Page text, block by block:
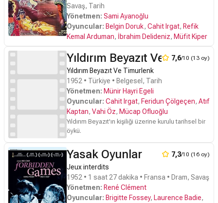
olarak intihar etmeyi düşünürken köpeği Flike
ortadan kaybolur.Başı boş köpeklerin itlaf
edileceğini bilen Umberto gitgide artan bir
umutsuzlukla şehirde köpeğini aramaya başlar.
Savaş, Tarih
Yönetmen: Sami Ayanoğlu
Oyuncular: Belgin Doruk, Cahit Irgat, Refik
Kemal Arduman, İbrahim Delideniz, Müfit Kiper
Yıldırım Beyazıt Ve7,6/10 (13 oy)
Yıldırım Beyazıt Ve Timurlenk
1952 • Türkiye • Belgesel, Tarih
Yönetmen: Münir Hayri Egeli
Oyuncular: Cahit Irgat, Feridun Çölgeçen, Atıf
Kaptan, Vahi Öz, Mücap Ofluoğlu
Yıldırım Beyazıt'ın kişiliği üzerine kurulu tarihsel bir
öykü.
Yasak Oyunlar 7,3/10 (16 oy)
Jeux interdits
1952 • 1 saat 27 dakika • Fransa • Dram, Savaş
Yönetmen: René Clément
Oyuncular: Brigitte Fossey, Laurence Badie,